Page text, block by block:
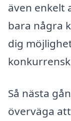
även enkelt
bara några
dig
Så nästa
överväga